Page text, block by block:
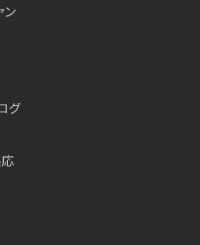
ン
グ